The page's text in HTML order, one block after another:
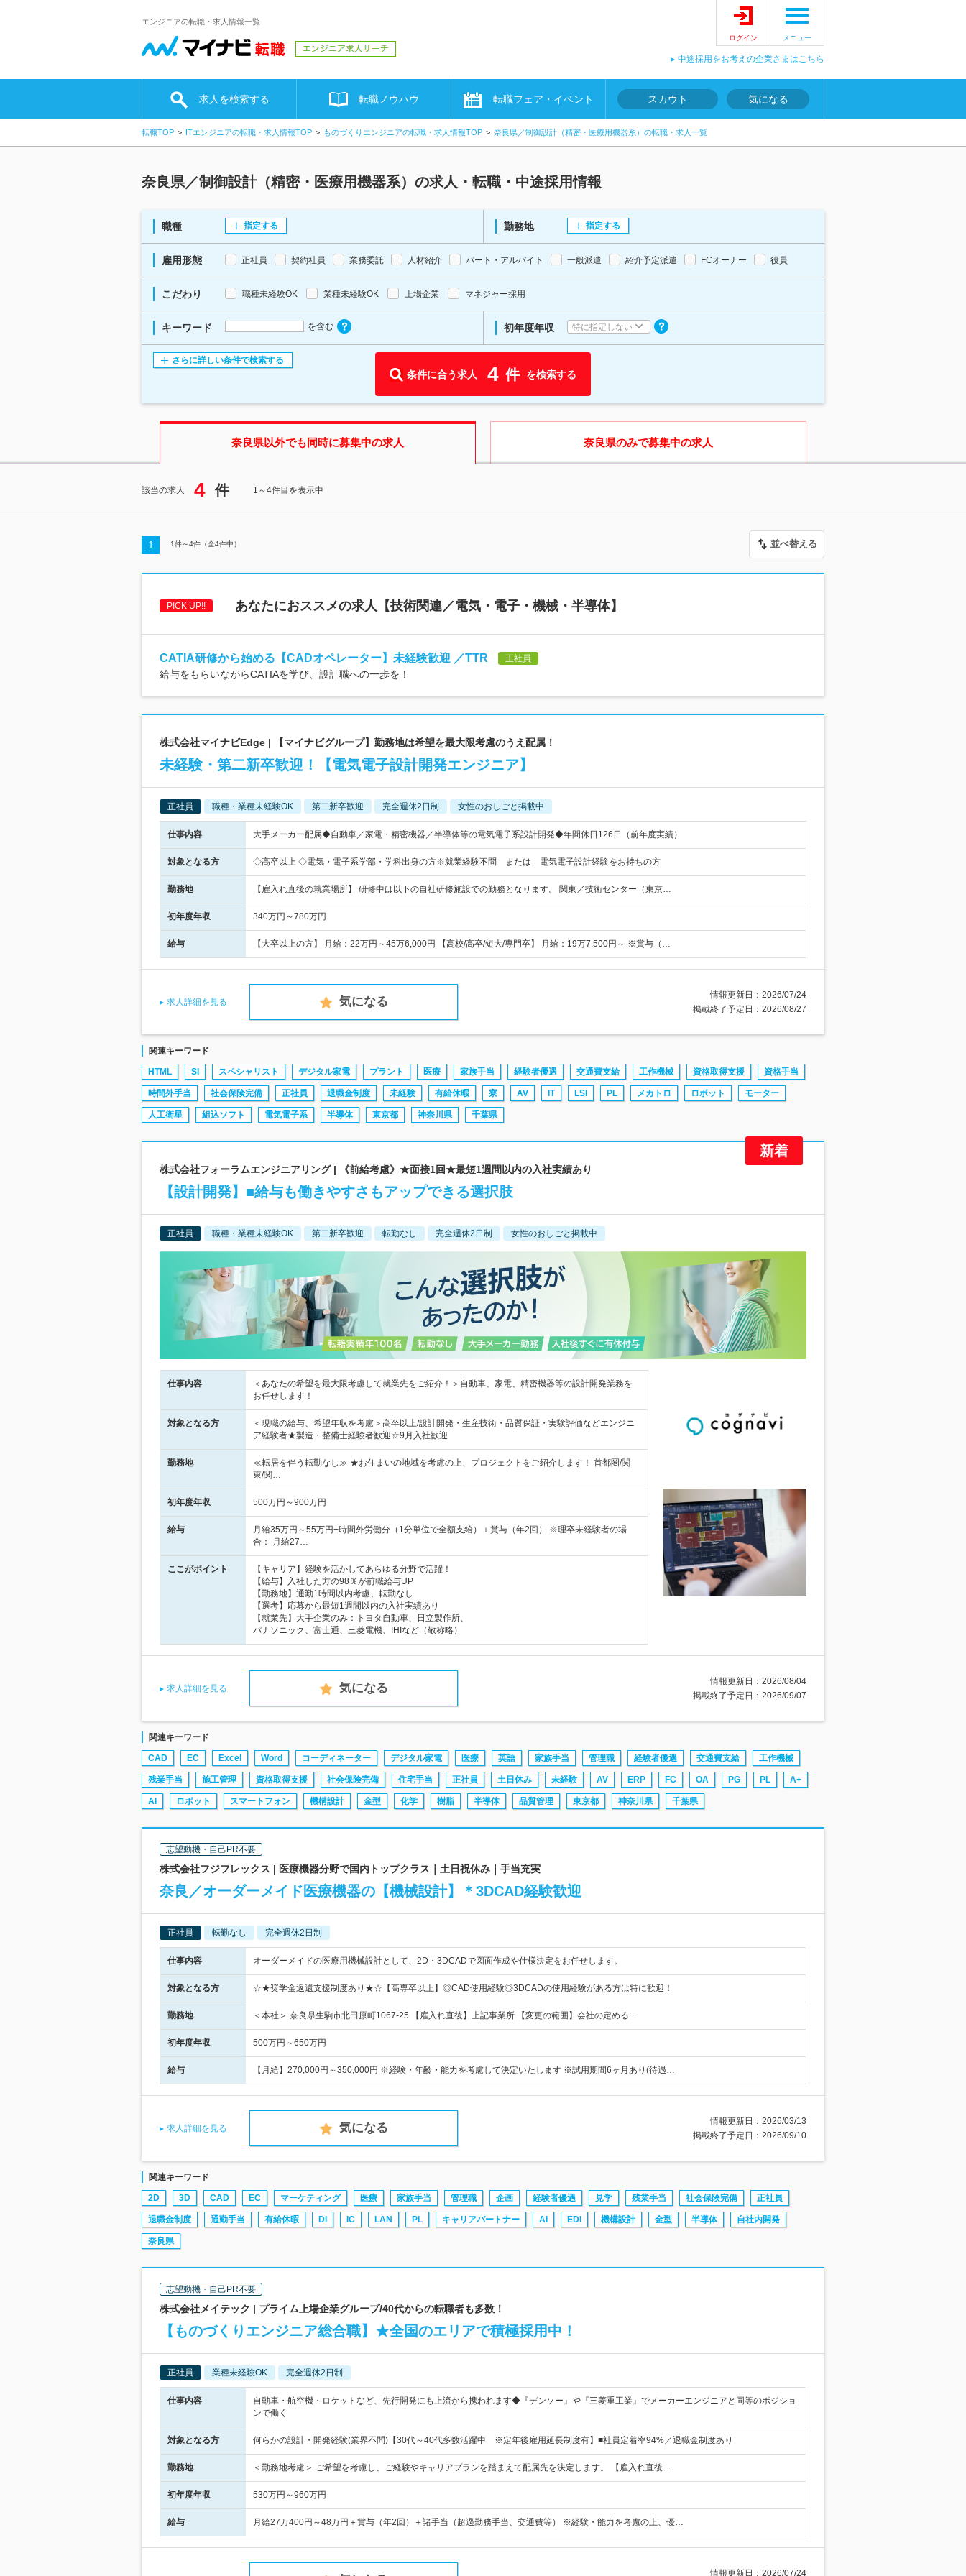
エンジニアの転職・求人情報一覧
ログイン メニュー
中途採用をお考えの企業さまはこちら
求人を検索する 転職ノウハウ 転職フェア・イベント スカウト 気になる
転職TOP ITエンジニアの転職・求人情報TOP ものづくりエンジニアの転職・求人情報TOP 奈良県／制御設計（精密・医療用機器系）の転職・求人一覧
奈良県／制御設計（精密・医療用機器系）の求人・転職・中途採用情報
職種 指定する 勤務地 指定する
雇用形態 正社員 契約社員 業務委託 人材紹介 パート・アルバイト 一般派遣 紹介予定派遣 FCオーナー 役員
こだわり 職種未経験OK 業種未経験OK 上場企業 マネジャー採用
キーワード を含む 初年度年収 特に指定しない
さらに詳しい条件で検索する
条件に合う求人 4 件 を検索する
奈良県以外でも同時に募集中の求人 奈良県のみで募集中の求人
該当の求人 4 件 1～4件目を表示中
1 1件～4件（全4件中） 並べ替える
PICK UP!! あなたにおススメの求人【技術関連／電気・電子・機械・半導体】
CATIA研修から始める【CADオペレーター】未経験歓迎 ／TTR 正社員
給与をもらいながらCATIAを学び、設計職への一歩を！
株式会社マイナビEdge | 【マイナビグループ】勤務地は希望を最大限考慮のうえ配属！
未経験・第二新卒歓迎！【電気電子設計開発エンジニア】
正社員 職種・業種未経験OK 第二新卒歓迎 完全週休2日制 女性のおしごと掲載中
仕事内容 大手メーカー配属◆自動車／家電・精密機器／半導体等の電気電子系設計開発◆年間休日126日（前年度実績）
対象となる方 ◇高卒以上 ◇電気・電子系学部・学科出身の方※就業経験不問 または 電気電子設計経験をお持ちの方
勤務地 【雇入れ直後の就業場所】 研修中は以下の自社研修施設での勤務となります。 関東／技術センター（東京…
初年度年収 340万円～780万円
給与 【大卒以上の方】 月給：22万円～45万6,000円 【高校/高卒/短大/専門卒】 月給：19万7,500円～ ※賞与（…
求人詳細を見る 気になる
情報更新日：2026/07/24
掲載終了予定日：2026/08/27
関連キーワード
HTML SI スペシャリスト デジタル家電 プラント 医療 家族手当 経験者優遇 交通費支給 工作機械 資格取得支援 資格手当
時間外手当 社会保険完備 正社員 退職金制度 未経験 有給休暇 寮 AV IT LSI PL メカトロ ロボット モーター
人工衛星 組込ソフト 電気電子系 半導体 東京都 神奈川県 千葉県
株式会社フォーラムエンジニアリング | 《前給考慮》★面接1回★最短1週間以内の入社実績あり
【設計開発】■給与も働きやすさもアップできる選択肢
正社員 職種・業種未経験OK 第二新卒歓迎 転勤なし 完全週休2日制 女性のおしごと掲載中
仕事内容
＜あなたの希望を最大限考慮して就業先をご紹介！＞自動車、家電、精密機器等の設計開発業務を
お任せします！
対象となる方
＜現職の給与、希望年収を考慮＞高卒以上/設計開発・生産技術・品質保証・実験評価などエンジニ
ア経験者★製造・整備士経験者歓迎☆9月入社歓迎
勤務地
≪転居を伴う転勤なし≫ ★お住まいの地域を考慮の上、プロジェクトをご紹介します！ 首都圏/関
東/関…
初年度年収 500万円～900万円
給与
月給35万円～55万円+時間外労働分（1分単位で全額支給）＋賞与（年2回） ※理卒未経験者の場
合： 月給27…
ここがポイント
【キャリア】経験を活かしてあらゆる分野で活躍！
【給与】入社した方の98％が前職給与UP
【勤務地】通勤1時間以内考慮、転勤なし
【選考】応募から最短1週間以内の入社実績あり
【就業先】大手企業のみ：トヨタ自動車、日立製作所、
パナソニック、富士通、三菱電機、IHIなど（敬称略）
求人詳細を見る 気になる
情報更新日：2026/08/04
掲載終了予定日：2026/09/07
関連キーワード
CAD EC Excel Word コーディネーター デジタル家電 医療 英語 家族手当 管理職 経験者優遇 交通費支給 工作機械
残業手当 施工管理 資格取得支援 社会保険完備 住宅手当 正社員 土日休み 未経験 AV ERP FC OA PG PL A+
AI ロボット スマートフォン 機構設計 金型 化学 樹脂 半導体 品質管理 東京都 神奈川県 千葉県
志望動機・自己PR不要
株式会社フジフレックス | 医療機器分野で国内トップクラス｜土日祝休み｜手当充実
奈良／オーダーメイド医療機器の【機械設計】＊3DCAD経験歓迎
正社員 転勤なし 完全週休2日制
仕事内容 オーダーメイドの医療用機械設計として、2D・3DCADで図面作成や仕様決定をお任せします。
対象となる方 ☆★奨学金返還支援制度あり★☆【高専卒以上】◎CAD使用経験◎3DCADの使用経験がある方は特に歓迎！
勤務地 ＜本社＞ 奈良県生駒市北田原町1067-25 【雇入れ直後】上記事業所 【変更の範囲】会社の定める…
初年度年収 500万円～650万円
給与 【月給】270,000円～350,000円 ※経験・年齢・能力を考慮して決定いたします ※試用期間6ヶ月あり(待遇…
求人詳細を見る 気になる
情報更新日：2026/03/13
掲載終了予定日：2026/09/10
関連キーワード
2D 3D CAD EC マーケティング 医療 家族手当 管理職 企画 経験者優遇 見学 残業手当 社会保険完備 正社員
退職金制度 通勤手当 有給休暇 DI IC LAN PL キャリアパートナー AI EDI 機構設計 金型 半導体 自社内開発
奈良県
志望動機・自己PR不要
株式会社メイテック | プライム上場企業グループ/40代からの転職者も多数！
【ものづくりエンジニア総合職】★全国のエリアで積極採用中！
正社員 業種未経験OK 完全週休2日制
仕事内容
自動車・航空機・ロケットなど、先行開発にも上流から携われます◆『デンソー』や『三菱重工業』でメーカーエンジニアと同等のポジショ
ンで働く
対象となる方 何らかの設計・開発経験(業界不問)【30代～40代多数活躍中 ※定年後雇用延長制度有】■社員定着率94%／退職金制度あり
勤務地 ＜勤務地考慮＞ ご希望を考慮し、ご経験やキャリアプランを踏まえて配属先を決定します。 【雇入れ直後…
初年度年収 530万円～960万円
給与 月給27万400円～48万円＋賞与（年2回）＋諸手当（超過勤務手当、交通費等） ※経験・能力を考慮の上、優…
情報更新日：2026/07/24